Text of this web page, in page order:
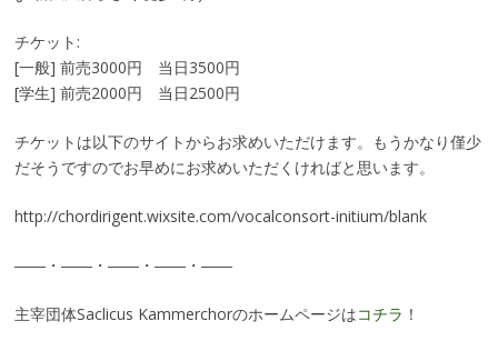
チケット:
[一般] 前売3000円 当日3500円
[学生] 前売2000円 当日2500円
チケットは以下のサイトからお求めいただけます。もうかなり僅少
だそうですのでお早めにお求めいただくければと思います。
http://chordirigent.wixsite.com/vocalconsort-initium/blank
――・――・――・――・――
主宰団体Saclicus Kammerchorのホームページはコチラ ！